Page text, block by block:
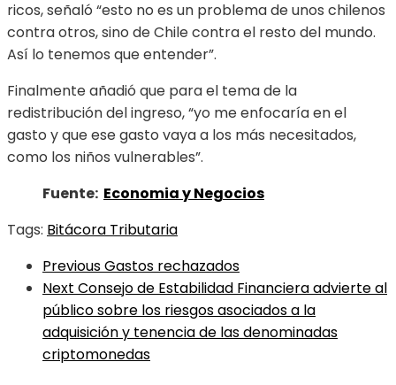
ricos, señaló “esto no es un problema de unos chilenos
contra otros, sino de Chile contra el resto del mundo.
Así lo tenemos que entender”.
Finalmente añadió que para el tema de la
redistribución del ingreso, “yo me enfocaría en el
gasto y que ese gasto vaya a los más necesitados,
como los niños vulnerables”.
Fuente: Economia y Negocios
Tags: Bitácora Tributaria
PreviousGastos rechazados
Next Consejo de Estabilidad Financiera advierte al
público sobre los riesgos asociados a la
adquisición y tenencia de las denominadas
criptomonedas